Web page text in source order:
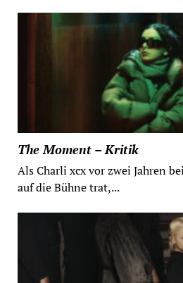
The Moment – Kritik
Als Charli xcx vor zwei Jahren
auf die Bühne trat,...